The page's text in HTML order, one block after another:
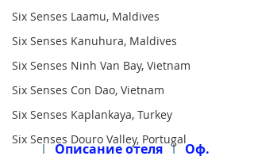
Six Senses Laamu, Maldives
Six Senses Kanuhura, Maldives
Six Senses Ninh Van Bay, Vietnam
Six Senses Con Dao, Vietnam
Six Senses Kaplankaya, Turkey
Six Senses Douro Valley, Portugal
l Описание отеля
   l
Оф.